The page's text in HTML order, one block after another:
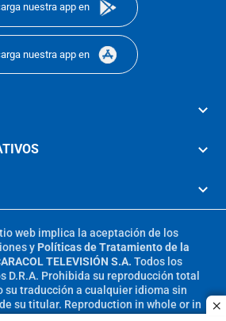
nuestra app en
nuestra app en
web implica la aceptación de los
y Políticas de Tratamiento de la
TELEVISIÓN S.A. Todos los
D.R.A. Prohibida su reproducción total
su traducción a cualquier idioma sin
su titular. Reproduction in whole or in